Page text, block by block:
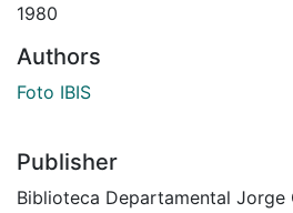
1980
Authors
Foto IBIS
Publisher
Biblioteca Departamental Jorge